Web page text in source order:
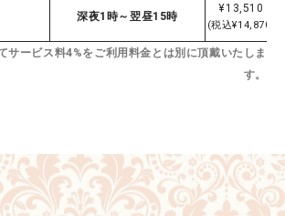
深夜1時～翌昼15時
¥13,510
(税込¥14,870)
サービス料4%をご利用料金とは別に頂戴いたしま
す。